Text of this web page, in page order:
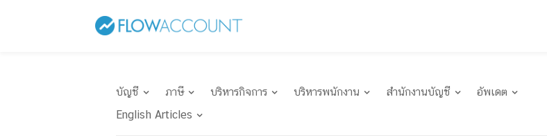
บัญชี ภาษี บริหารกิจการ บริหารพนักงาน สำนักงานบัญชี
อัพเดต
English Articles